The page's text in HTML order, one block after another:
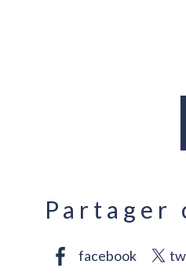
Partager
facebook